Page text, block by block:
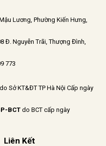
Lương, Phường Kiến Hưng,
Đ. Nguyễn Trãi, Thượng Đình,
773
do Sở KT&ĐT TP Hà Nội Cấp ngày
BCT do BCT cấp ngày
Liên Kết